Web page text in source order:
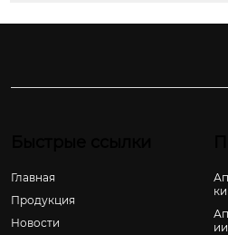
Главная
Продукция
Новости